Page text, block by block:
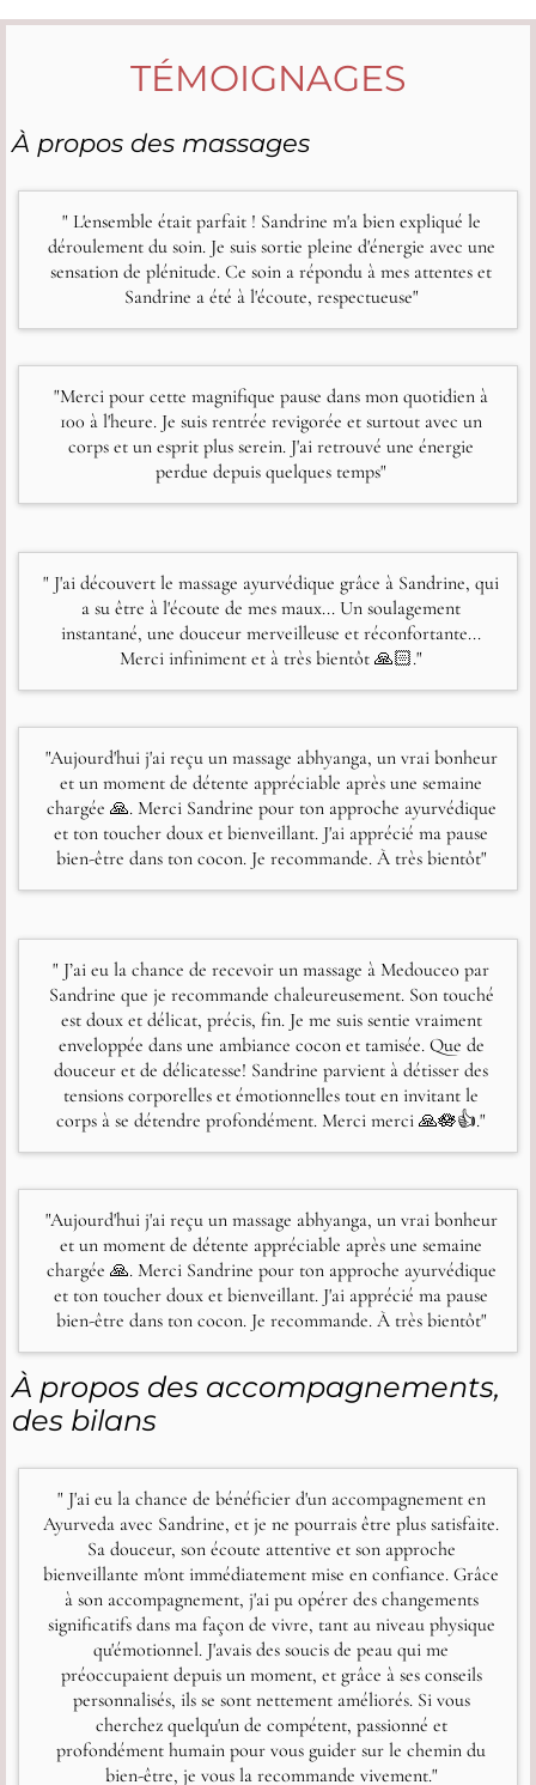
TÉMOIGNAGES
À propos des massages
" L'ensemble était parfait ! Sandrine m'a bien expliqué le
déroulement du soin. Je suis sortie pleine d'énergie avec une
sensation de plénitude. Ce soin a répondu à mes attentes et
Sandrine a été à l'écoute, respectueuse"
"Merci pour cette magnifique pause dans mon quotidien à
100 à l'heure. Je suis rentrée revigorée et surtout avec un
corps et un esprit plus serein. J'ai retrouvé une énergie
perdue depuis quelques temps"
" J'ai découvert le massage ayurvédique grâce à Sandrine, qui
a su être à l'écoute de mes maux... Un soulagement
instantané, une douceur merveilleuse et réconfortante...
Merci infiniment et à très bientôt 🙏🏻."
"Aujourd'hui j'ai reçu un massage abhyanga, un vrai bonheur
et un moment de détente appréciable après une semaine
chargée 🙏. Merci Sandrine pour ton approche ayurvédique
et ton toucher doux et bienveillant. J'ai apprécié ma pause
bien-être dans ton cocon. Je recommande. À très bientôt"
" J’ai eu la chance de recevoir un massage à Medouceo par
Sandrine que je recommande chaleureusement. Son touché
est doux et délicat, précis, fin. Je me suis sentie vraiment
enveloppée dans une ambiance cocon et tamisée. Que de
douceur et de délicatesse! Sandrine parvient à détisser des
tensions corporelles et émotionnelles tout en invitant le
corps à se détendre profondément. Merci merci 🙏🪷👍."
"Aujourd'hui j'ai reçu un massage abhyanga, un vrai bonheur
et un moment de détente appréciable après une semaine
chargée 🙏. Merci Sandrine pour ton approche ayurvédique
et ton toucher doux et bienveillant. J'ai apprécié ma pause
bien-être dans ton cocon. Je recommande. À très bientôt"
À propos des accompagnements,
des bilans
" J'ai eu la chance de bénéficier d'un accompagnement en
Ayurveda avec Sandrine, et je ne pourrais être plus satisfaite.
Sa douceur, son écoute attentive et son approche
bienveillante m'ont immédiatement mise en confiance. Grâce
à son accompagnement, j'ai pu opérer des changements
significatifs dans ma façon de vivre, tant au niveau physique
qu'émotionnel. J'avais des soucis de peau qui me
préoccupaient depuis un moment, et grâce à ses conseils
personnalisés, ils se sont nettement améliorés. Si vous
cherchez quelqu'un de compétent, passionné et
profondément humain pour vous guider sur le chemin du
bien-être, je vous la recommande vivement."